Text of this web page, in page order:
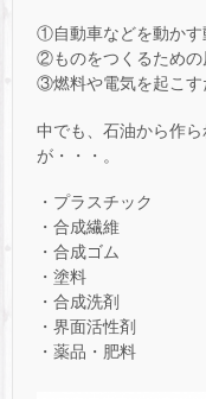
①自動車などを動かす
②ものをつくるための
③燃料や電気を起こす
中でも、石油から作
が・・・。
・プラスチック
・合成繊維
・合成ゴム
・塗料
・合成洗剤
・界面活性剤
・薬品・肥料